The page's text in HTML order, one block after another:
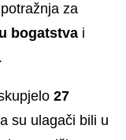
za
bogatstva i
27
su ulagači bili u